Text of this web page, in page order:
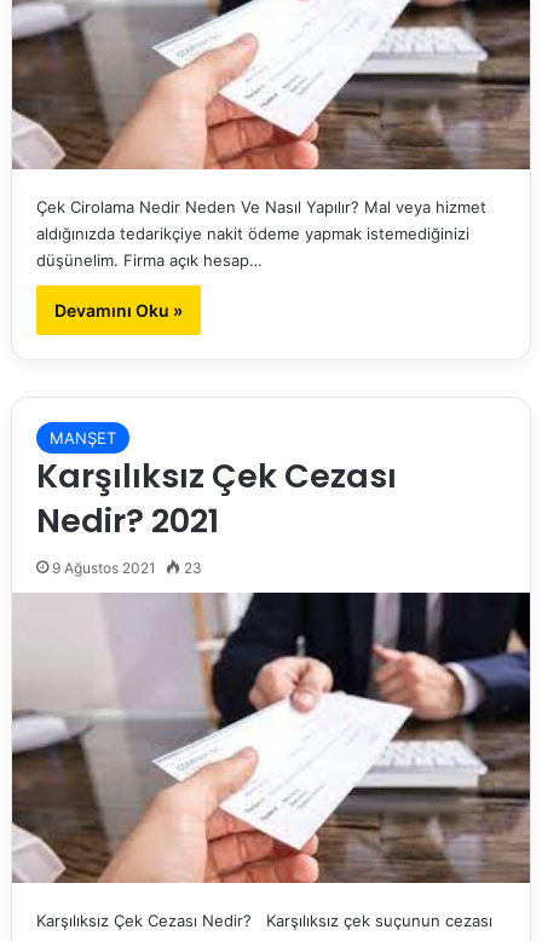
Çek Cirolama Nedir Neden Ve Nasıl Yapılır? Mal veya hizmet
aldığınızda tedarikçiye nakit ödeme yapmak istemediğinizi
düşünelim. Firma açık hesap…
Devamını Oku »
MANŞET
Karşılıksız Çek Cezası
Nedir? 2021
9 Ağustos 2021 23
Karşılıksız Çek Cezası Nedir? Karşılıksız çek suçunun cezası